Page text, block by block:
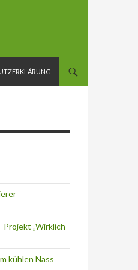
„Wirklich
kühlen Nass